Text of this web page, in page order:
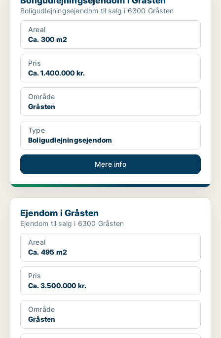
Boligudlejningsejendom til salg i 6300 Gråsten
Areal
Ca. 300 m2
Pris
Ca. 1.400.000 kr.
Område
Gråsten
Type
Boligudlejningsejendom
Mere info
Ejendom i Gråsten
Ejendom i Gråsten
Ejendom til salg i 6300 Gråsten
Areal
Ca. 495 m2
Pris
Ca. 3.500.000 kr.
Område
Gråsten